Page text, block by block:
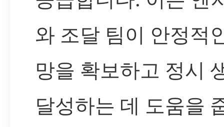
와 조달 팀이 안정적
망을 확보하고 정시
달성하는 데 도움을